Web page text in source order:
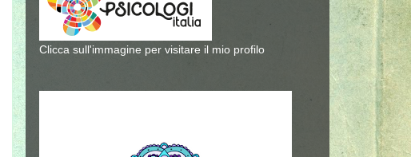
Clicca sull'immagine per visitare il mio profilo